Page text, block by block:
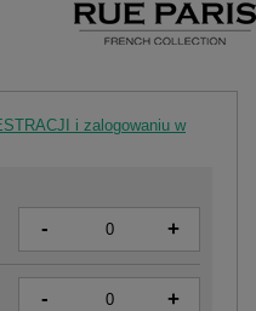
i zalogowaniu w
- +
- +